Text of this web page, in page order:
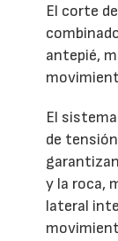
El corte
antepié,
El
de
y la roca,
lateral